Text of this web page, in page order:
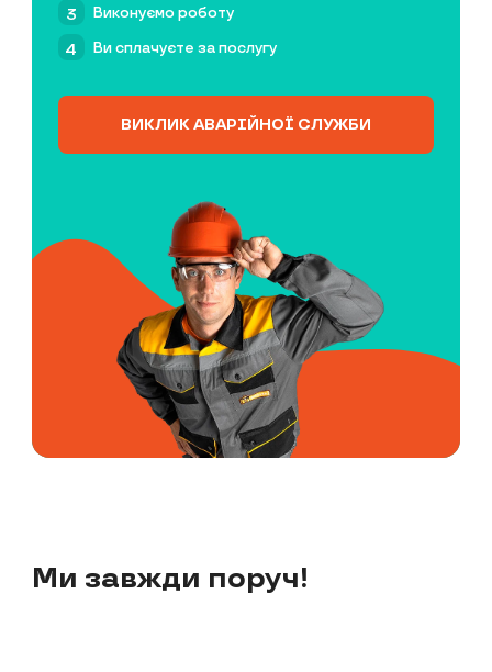
3 Виконуємо роботу
4 Ви сплачуєте за послугу
ВИКЛИК АВАРІЙНОЇ СЛУЖБИ
Ми завжди поруч!